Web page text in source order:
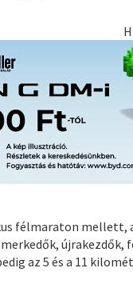
félmaraton
az 5 és a 11